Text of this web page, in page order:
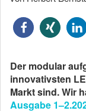
Der modular
innovativsten
Markt sind. Wir
Ausgabe